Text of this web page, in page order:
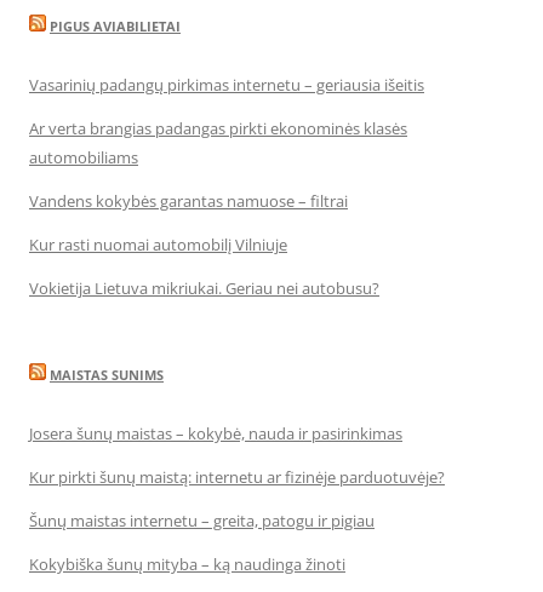
PIGUS AVIABILIETAI
Vasarinių padangų pirkimas internetu – geriausia išeitis
Ar verta brangias padangas pirkti ekonominės klasės
automobiliams
Vandens kokybės garantas namuose – filtrai
Kur rasti nuomai automobilį Vilniuje
Vokietija Lietuva mikriukai. Geriau nei autobusu?
MAISTAS SUNIMS
Josera šunų maistas – kokybė, nauda ir pasirinkimas
Kur pirkti šunų maistą: internetu ar fizinėje parduotuvėje?
Šunų maistas internetu – greita, patogu ir pigiau
Kokybiška šunų mityba – ką naudinga žinoti